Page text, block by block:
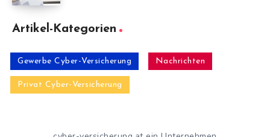
Artikel-Kategorien
Gewerbe Cyber-Versicherung Nachrichten
Privat Cyber-Versicherung